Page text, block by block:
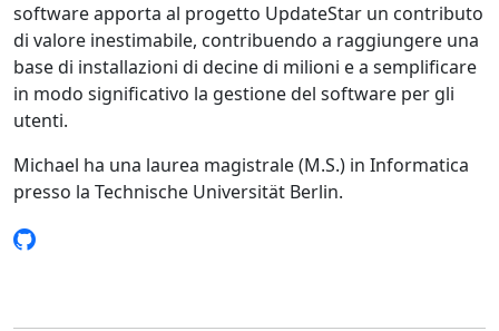
software apporta al progetto UpdateStar un contributo
di valore inestimabile, contribuendo a raggiungere una
base di installazioni di decine di milioni e a semplificare
in modo significativo la gestione del software per gli
utenti.
Michael ha una laurea magistrale (M.S.) in Informatica
presso la Technische Universität Berlin.